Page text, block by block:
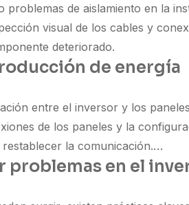
problemas de aislamiento en la
visual de los cables y
deteriorado.
de energía
entre el inversor y los
de los paneles y la
la comunicación.
problemas en el